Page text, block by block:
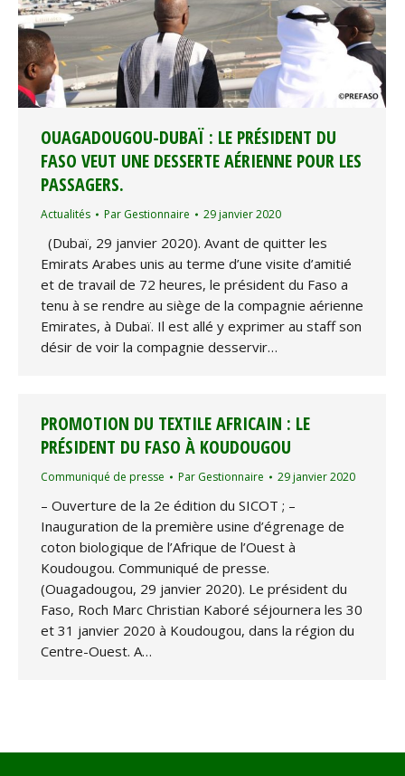
OUAGADOUGOU-DUBAÏ : LE PRÉSIDENT DU
FASO VEUT UNE DESSERTE AÉRIENNE POUR LES
PASSAGERS.
Actualités Par Gestionnaire 29 janvier 2020
(Dubaï, 29 janvier 2020). Avant de quitter les
Emirats Arabes unis au terme d’une visite d’amitié
et de travail de 72 heures, le président du Faso a
tenu à se rendre au siège de la compagnie aérienne
Emirates, à Dubaï. Il est allé y exprimer au staff son
désir de voir la compagnie desservir…
PROMOTION DU TEXTILE AFRICAIN : LE
PRÉSIDENT DU FASO À KOUDOUGOU
Communiqué de presse Par Gestionnaire 29 janvier 2020
– Ouverture de la 2e édition du SICOT ; –
Inauguration de la première usine d’égrenage de
coton biologique de l’Afrique de l’Ouest à
Koudougou. Communiqué de presse.
(Ouagadougou, 29 janvier 2020). Le président du
Faso, Roch Marc Christian Kaboré séjournera les 30
et 31 janvier 2020 à Koudougou, dans la région du
Centre-Ouest. A…